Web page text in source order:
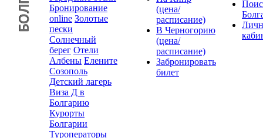
Бронирование
online Золотые
пески
Солнечный
берег Отели
Албены Елените
Созополь
Детский лагерь
Виза Д в
Болгарию
Курорты
Болгарии
Туроператоры
(цена/
расписание)
В Черногорию
(цена/
расписание)
Забронировать
билет